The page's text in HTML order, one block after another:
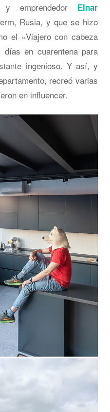
emprendedor Elnar
Rusia, y que se hizo
el «Viajero con cabeza
en cuarentena para
ingenioso. Y así, y
recreó varias
en influencer.